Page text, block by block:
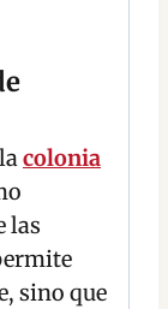
colonia
las
sino que